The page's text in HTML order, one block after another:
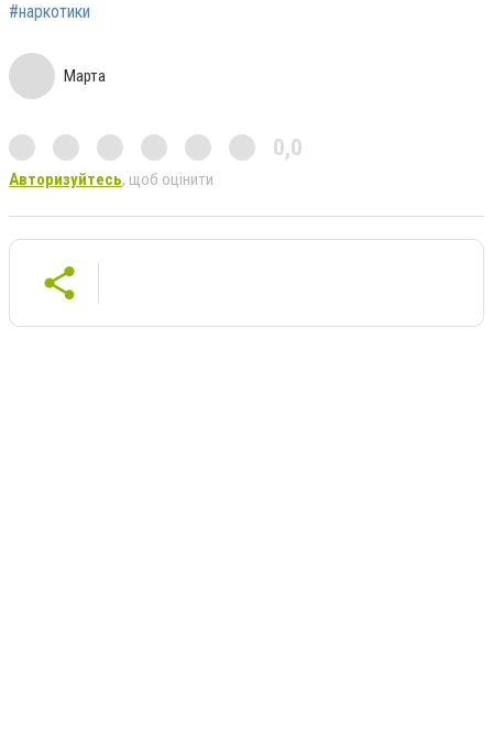
#наркотики
Марта
0,0
Авторизуйтесь, щоб оцінити